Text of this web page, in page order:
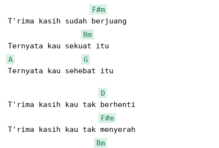
F#m
T'rima kasih sudah berjuang
Bm
A
G
Ternyata kau sehebat itu
D
T'rima kasih kau tak berhenti
F#m
T'rima kasih kau tak menyerah
Bm